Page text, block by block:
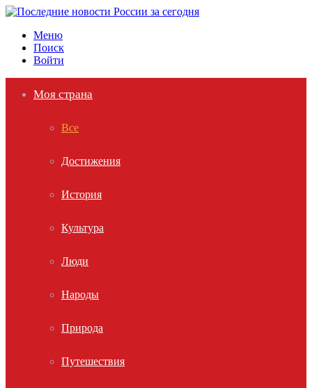
Меню
Поиск
Войти
Моя страна
Все
Достижения
История
Культура
Люди
Народы
Природа
Путешествия